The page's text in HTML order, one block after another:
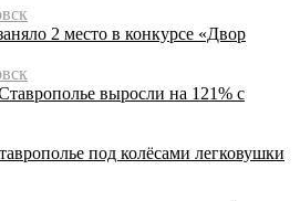
2 место в конкурсе «Двор
выросли на 121% с
под колёсами легковушки